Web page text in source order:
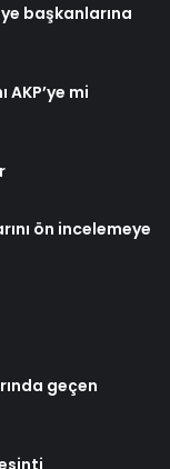
başkanlarına
mi
ön incelemeye
geçen